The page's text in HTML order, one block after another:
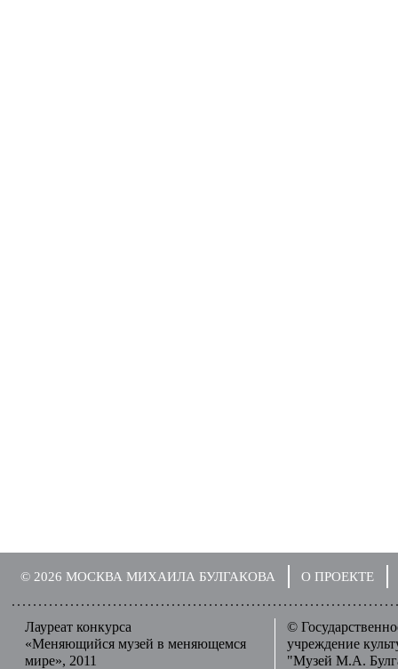
© 2026 МОСКВА МИХАИЛА БУЛГАКОВА О ПРОЕКТЕ
Лауреат конкурса
«Меняющийся музей в меняющемся
мире», 2011
©
учреждение
"Музей М.А.